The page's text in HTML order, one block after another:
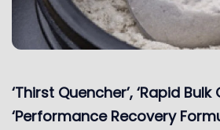
‘Thirst Quencher’, ‘Rapid Bulk
‘Performance Recovery